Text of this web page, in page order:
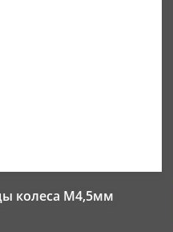
колеса М4,5мм